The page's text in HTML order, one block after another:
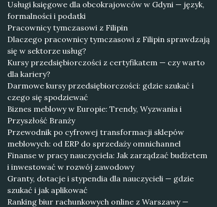
Usługi księgowe dla obcokrajowców w Gdyni — język,
formalności i podatki
Pracownicy tymczasowi z Filipin
Dlaczego pracownicy tymczasowi z Filipin sprawdzają
się w sektorze usług?
Kursy przedsiębiorczości z certyfikatem — czy warto
dla kariery?
Darmowe kursy przedsiębiorczości: gdzie szukać i
czego się spodziewać
Biznes meblowy w Europie: Trendy, Wyzwania i
Przyszłość Branży
Przewodnik po cyfrowej transformacji sklepów
meblowych: od ERP do sprzedaży omnichannel
Finanse w pracy nauczyciela: Jak zarządzać budżetem
i inwestować w rozwój zawodowy
Granty, dotacje i stypendia dla nauczycieli — gdzie
szukać i jak aplikować
Ranking biur rachunkowych online z Warszawy —